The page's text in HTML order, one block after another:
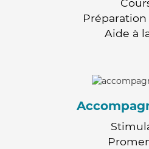
Préparation
Aide à